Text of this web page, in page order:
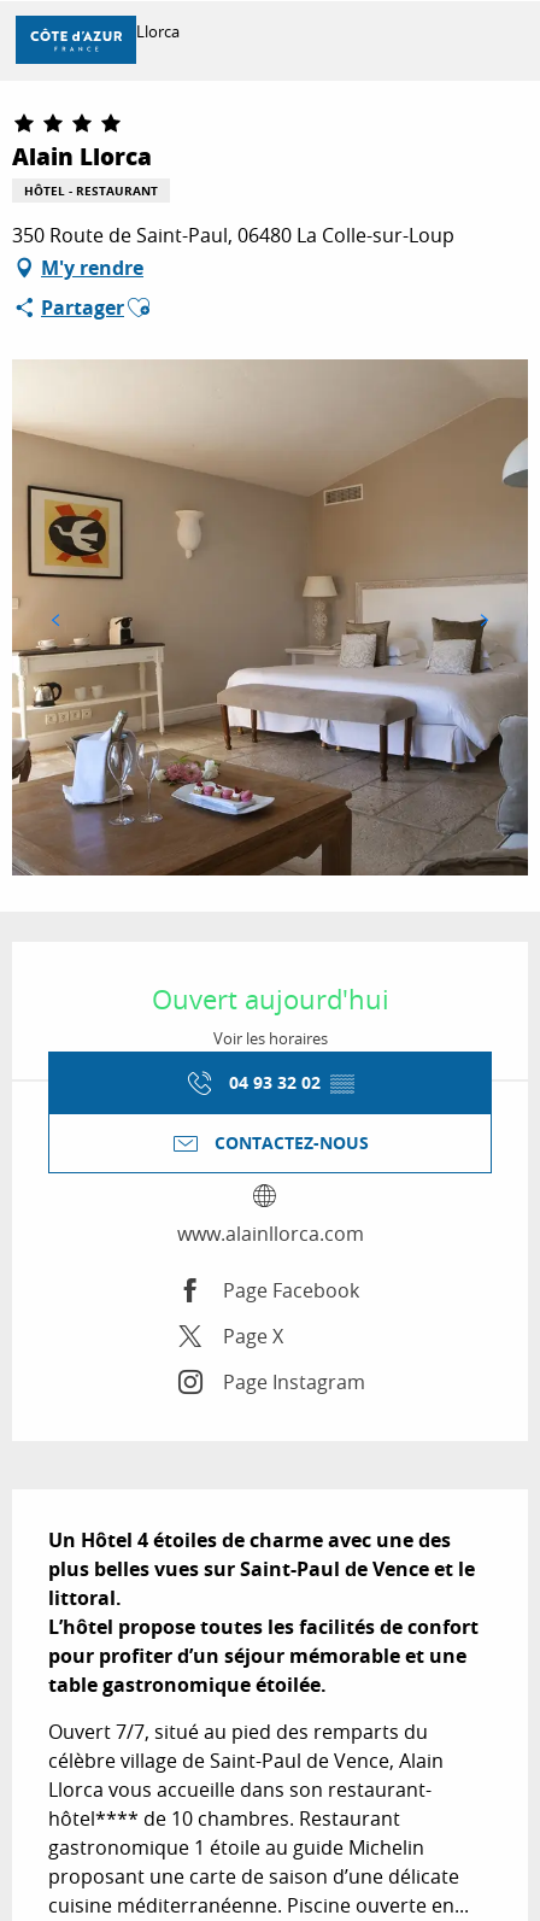
Aller
contenu
DÉCOUVRIR
À FAIRE
SÉJOURNER
Accueil Alain Llorca
Alain Llorca
HÔTEL - RESTAURANT
Partenaire Marque CAF
350 Route de Saint-Paul, 06480 La Colle-sur-Loup
M'y rendre
PartagerAjouter aux favoris
Ouvert aujourd'hui
Voir les horaires
04 93 32 02 ▒▒
CONTACTEZ-NOUS
www.alainllorca.com
Page Facebook
Page X
Page Instagram
Un Hôtel 4 étoiles de charme avec une des
plus belles vues sur Saint-Paul de Vence et le
littoral.
L’hôtel propose toutes les facilités de confort
pour profiter d’un séjour mémorable et une
table gastronomique étoilée.
Ouvert 7/7, situé au pied des remparts du
célèbre village de Saint-Paul de Vence, Alain
Llorca vous accueille dans son restaurant-
hôtel**** de 10 chambres. Restaurant
gastronomique 1 étoile au guide Michelin
proposant une carte de saison d’une délicate
cuisine méditerranéenne. Piscine ouverte en...